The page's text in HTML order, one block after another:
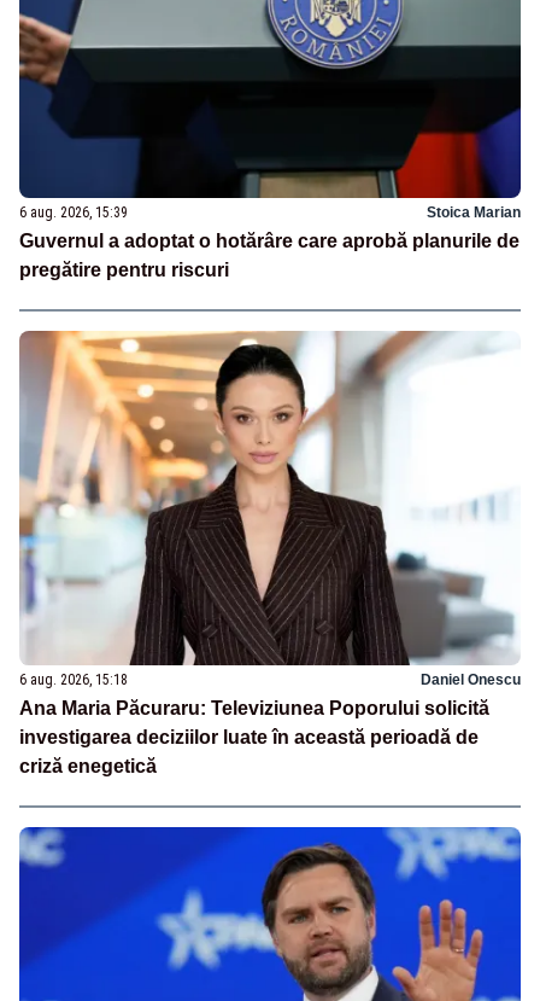
6 aug. 2026, 15:39 Stoica Marian
Guvernul a adoptat o hotărâre care aprobă planurile de
pregătire pentru riscuri
6 aug. 2026, 15:18 Daniel Onescu
Ana Maria Păcuraru: Televiziunea Poporului solicită
investigarea deciziilor luate în această perioadă de
criză enegetică